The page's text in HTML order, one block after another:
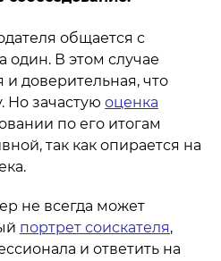
общается с
один. В этом случае
и доверительная, что
Но зачастую оценка
по его итогам
так как опирается на
не всегда может
портрет соискателя,
и ответить на